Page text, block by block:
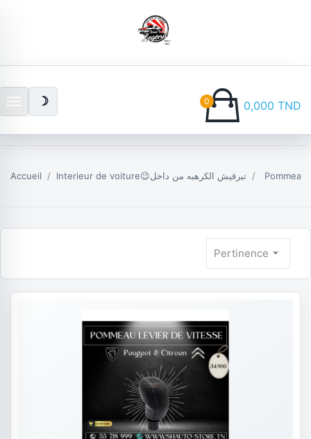
☽ 0,000 TND
0
Accueil Interieur de voiture😉تبرقيش الكرهبه من داخل
Pertinence arrow_drop_down